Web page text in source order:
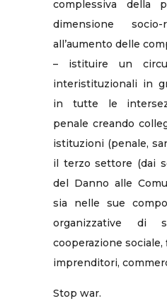
complessiva della
dimensione socio-
all’aumento delle
– istituire un
interistituzionali in
in tutte le
penale creando
istituzioni (penale,
il terzo settore (dai
del Danno alle
sia nelle sue
organizzative di
cooperazione
imprenditori,
Stop war.